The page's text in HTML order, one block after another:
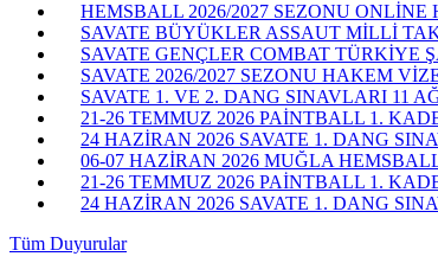
HEMSBALL 2026/2027 SEZONU
SAVATE BÜYÜKLER ASSAUT MİLLİ
SAVATE GENÇLER COMBAT TÜRKİYE
SAVATE 2026/2027 SEZONU HAKEM
SAVATE 1. VE 2. DANG SINAVLARI 11
21-26 TEMMUZ 2026 PAİNTBALL 1.
24 HAZİRAN 2026 SAVATE 1. DANG
06-07 HAZİRAN 2026 MUĞLA
21-26 TEMMUZ 2026 PAİNTBALL 1.
24 HAZİRAN 2026 SAVATE 1. DANG
Tüm Duyurular